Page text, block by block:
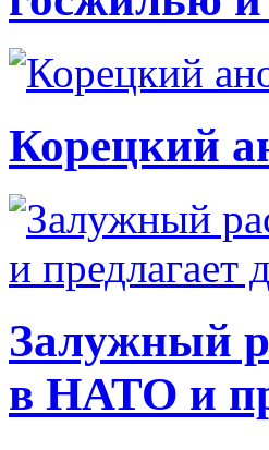
Корецкий
Залужный
в НАТО и